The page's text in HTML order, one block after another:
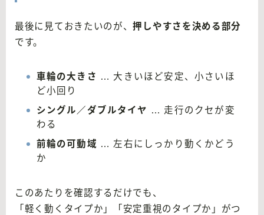
最後に見ておきたいのが、押しやすさを決める部分
です。
車輪の大きさ … 大きいほど安定、小さいほ
ど小回り
シングル／ダブルタイヤ … 走行のクセが変
わる
前輪の可動域 … 左右にしっかり動くかどう
か
このあたりを確認するだけでも、
「軽く動くタイプか」「安定重視のタイプか」がつ